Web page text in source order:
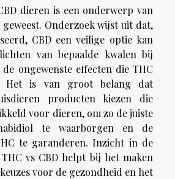
dieren is een onderwerp van
Onderzoek wijst uit dat,
CBD een veilige optie kan
van bepaalde kwalen bij
ongewenste effecten die THC
Het is van groot belang dat
producten kiezen die
voor dieren, om zo de juiste
te waarborgen en de
te garanderen. Inzicht in de
vs CBD helpt bij het maken
voor de gezondheid en het